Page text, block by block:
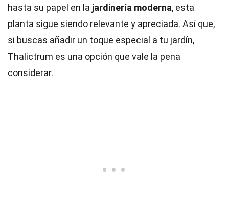
hasta su papel en la jardinería moderna, esta
planta sigue siendo relevante y apreciada. Así que,
si buscas añadir un toque especial a tu jardín,
Thalictrum es una opción que vale la pena
considerar.